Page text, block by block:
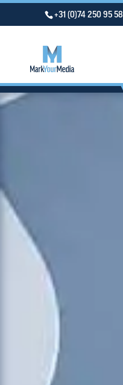
+31 (0)74 250 95 58